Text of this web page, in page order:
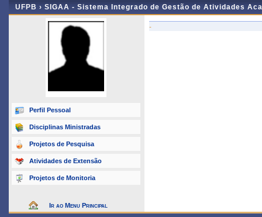
UFPB › SIGAA - Sistema Integrado de Gestão de Atividades
Perfil Pessoal
Disciplinas Ministradas
Projetos de Pesquisa
Atividades de Extensão
Projetos de Monitoria
Ir ao Menu Principal
-